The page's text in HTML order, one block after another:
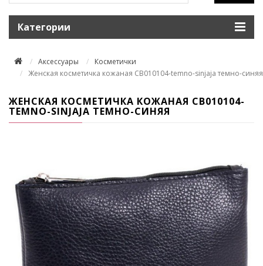
Категории
Аксессуары
Косметички
Женская косметичка кожаная CB010104-temno-sinjaja темно-синяя
ЖЕНСКАЯ КОСМЕТИЧКА КОЖАНАЯ CB010104-
TEMNO-SINJAJA ТЕМНО-СИНЯЯ